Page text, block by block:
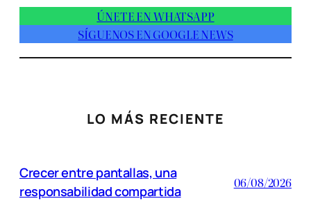
ÚNETE EN WHATSAPP
SÍGUENOS EN GOOGLE NEWS
LO MÁS RECIENTE
Crecer entre pantallas, una
responsabilidad compartida
06/08/2026